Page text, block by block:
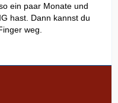
ein paar Monate und
hast. Dann kannst du
weg.